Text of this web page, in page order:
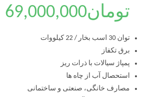
تومان69,000,000
توان 30 اسب بخار / 22 کیلووات
برق تکفاز
پمپاژ سیالات با ذرات ریز
استحصال آب از چاه ها
مصارف خانگی، صنعتی و ساختمانی